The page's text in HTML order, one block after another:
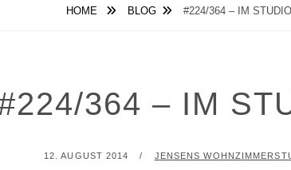
HOME BLOG #224/364 – IM STUDIO
364 – IM
POSTED
12. AUGUST 2014 BY
JENSENS